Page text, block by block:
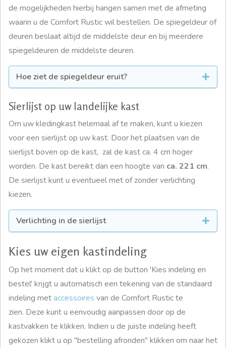
de mogelijkheden hierbij hangen samen met de afmeting
waarin u de Comfort Rustic wil bestellen. De spiegeldeur of
deuren beslaat altijd de middelste deur en bij meerdere
spiegeldeuren de middelste deuren.
Hoe ziet de spiegeldeur eruit?
Sierlijst op uw landelijke kast
Om uw kledingkast helemaal af te maken, kunt u kiezen
voor een sierlijst op uw kast. Door het plaatsen van de
sierlijst boven op de kast, zal de kast ca. 4 cm hoger
worden. De kast bereikt dan een hoogte van ca. 221 cm.
De sierlijst kunt u eventueel met of zonder verlichting
kiezen.
Verlichting in de sierlijst
Kies uw eigen kastindeling
Op het moment dat u klikt op de button 'Kies indeling en
bestel' krijgt u automatisch een tekening van de standaard
indeling metaccessoires van de Comfort Rustic te
zien. Deze kunt u eenvoudig aanpassen door op de
kastvakken te klikken. Indien u de juiste indeling heeft
gekozen klikt u op "bestelling afronden" klikken om naar het